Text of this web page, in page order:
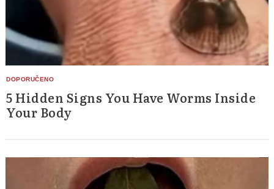
5 Hidden Signs You Have Worms Inside
Your Body